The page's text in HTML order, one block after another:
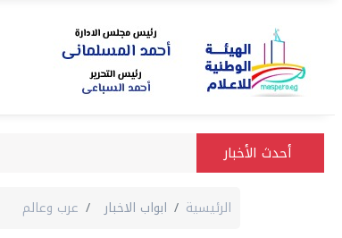
أحدث الأخبار
الرئيسية ابواب الاخبار عرب وعالم